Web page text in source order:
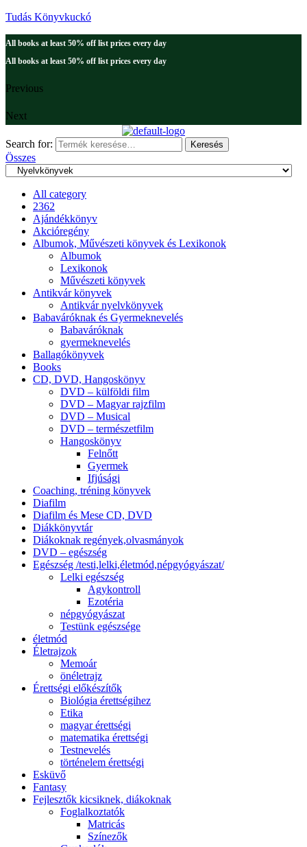
Tudás Könyvkuckó
All books at least 50% off list prices every day
All books at least 50% off list prices every day
Previous
Next
Search for: Keresés
Összes
All category
2362
Ajándékkönyv
Akcióregény
Albumok, Művészeti könyvek és Lexikonok
Albumok
Lexikonok
Művészeti könyvek
Antikvár könyvek
Antikvár nyelvkönyvek
Babaváróknak és Gyermeknevelés
Babaváróknak
gyermeknevelés
Ballagókönyvek
Books
CD, DVD, Hangoskönyv
DVD – külföldi film
DVD – Magyar rajzfilm
DVD – Musical
DVD – természetfilm
Hangoskönyv
Felnőtt
Gyermek
Ifjúsági
Coaching, tréning könyvek
Diafilm
Diafilm és Mese CD, DVD
Diákkönyvtár
Diákoknak regények,olvasmányok
DVD – egészség
Egészség /testi,lelki,életmód,népgyógyászat/
Lelki egészség
Agykontroll
Ezotéria
népgyógyászat
Testünk egészsége
életmód
Életrajzok
Memoár
önéletrajz
Érettségi előkészítők
Biológia érettségihez
Etika
magyar érettségi
matematika érettségi
Testnevelés
történelem érettségi
Esküvő
Fantasy
Fejlesztők kicsiknek, diákoknak
Foglalkoztatók
Matricás
Színezők